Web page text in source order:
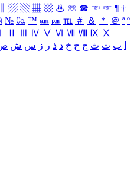
▨ ▧ ▦ ▩ ♨ ☏ ☎ ☜ ☞ ¶ †
№ ㏇ ™ ㏂ ㏘ ℡ ＃ ＆ ＊ ＠ ª º
Ⅳ Ⅴ Ⅵ Ⅶ Ⅷ Ⅸ Ⅹ
ب ت ث ج ح خ د ذ ر ز س ش